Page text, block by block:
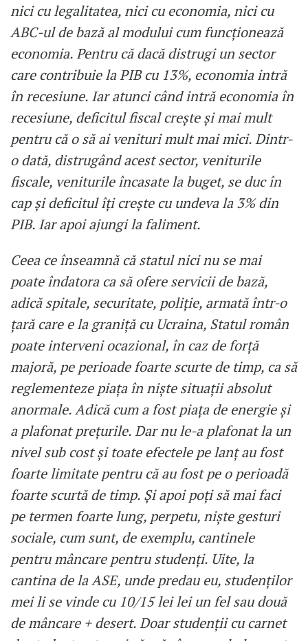
nici cu legalitatea, nici cu economia, nici cu
ABC-ul de bază al modului cum funcționează
economia. Pentru că dacă distrugi un sector
care contribuie la PIB cu 13%, economia intră
în recesiune. Iar atunci când intră economia în
recesiune, deficitul fiscal crește și mai mult
pentru că o să ai venituri mult mai mici. Dintr-
o dată, distrugând acest sector, veniturile
fiscale, veniturile încasate la buget, se duc în
cap și deficitul îți crește cu undeva la 3% din
PIB. Iar apoi ajungi la faliment.
Ceea ce înseamnă că statul nici nu se mai
poate îndatora ca să ofere servicii de bază,
adică spitale, securitate, poliție, armată într-o
țară care e la graniță cu Ucraina, Statul român
poate interveni ocazional, în caz de forță
majoră, pe perioade foarte scurte de timp, ca să
reglementeze piața în niște situații absolut
anormale. Adică cum a fost piața de energie și
a plafonat prețurile. Dar nu le-a plafonat la un
nivel sub cost și toate efectele pe lanț au fost
foarte limitate pentru că au fost pe o perioadă
foarte scurtă de timp. Și apoi poți să mai faci
pe termen foarte lung, perpetu, niște gesturi
sociale, cum sunt, de exemplu, cantinele
pentru mâncare pentru studenți. Uite, la
cantina de la ASE, unde predau eu, studenților
mei li se vinde cu 10/15 lei lei un fel sau două
de mâncare + desert. Doar studenții cu carnet